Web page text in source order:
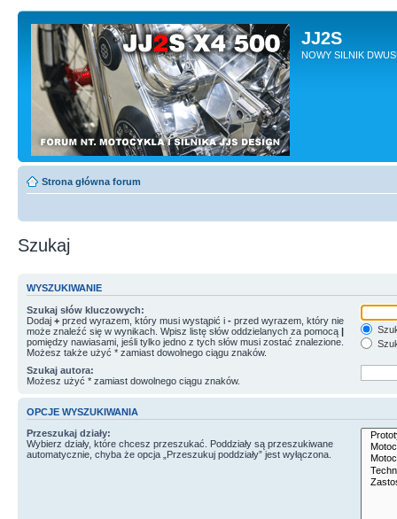
JJ2S
NOWY SILNIK
Strona główna forum
Szukaj
WYSZUKIWANIE
Szukaj słów kluczowych:
Dodaj + przed wyrazem, który musi wystąpić i - przed wyrazem, który nie
może znaleźć się w wynikach. Wpisz listę słów oddzielanych za pomocą |
pomiędzy nawiasami, jeśli tylko jedno z tych słów musi zostać znalezione.
Możesz także użyć * zamiast dowolnego ciągu znaków.
Szukaj autora:
Możesz użyć * zamiast dowolnego ciągu znaków.
OPCJE WYSZUKIWANIA
Przeszukaj działy:
Wybierz działy, które chcesz przeszukać. Poddziały są przeszukiwane
automatycznie, chyba że opcja „Przeszukuj poddziały” jest wyłączona.